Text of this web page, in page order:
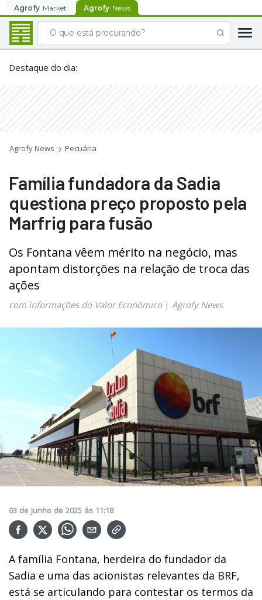
Agrofy Market Agrofy News
Destaque do dia:
Agrofy News Pecuária
Família fundadora da Sadia
questiona preço proposto pela
Marfrig para fusão
Os Fontana vêem mérito na negócio, mas
apontam distorções na relação de troca das
ações
com informações do Valor Econômico| Agrofy News
03 de Junho de 2025 ás 11:18
A família Fontana, herdeira do fundador da
Sadia e uma das acionistas relevantes da BRF,
está se articulando para contestar os termos da